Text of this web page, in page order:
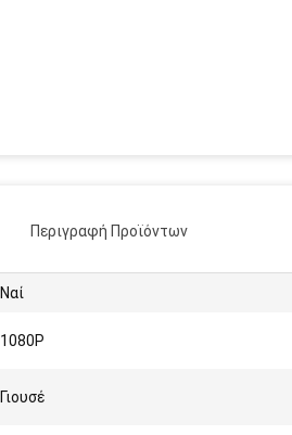
Περιγραφή Προϊόντων
Ναί
1080P
Γιουσέ